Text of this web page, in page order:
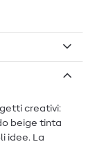
creativi:
beige tinta
idee. La